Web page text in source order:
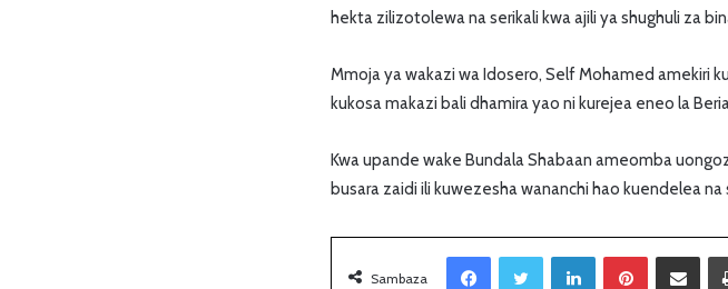
hekta zilizotolewa na serikali kwa ajili ya shughuli za
Mmoja ya wakazi wa Idosero, Self Mohamed amekiri
kukosa makazi bali dhamira yao ni kurejea eneo la
Kwa upande wake Bundala Shabaan ameomba
busara zaidi ili kuwezesha wananchi hao kuendelea
Sambaza
LinkedIn Sambaza kupitia barua pepe